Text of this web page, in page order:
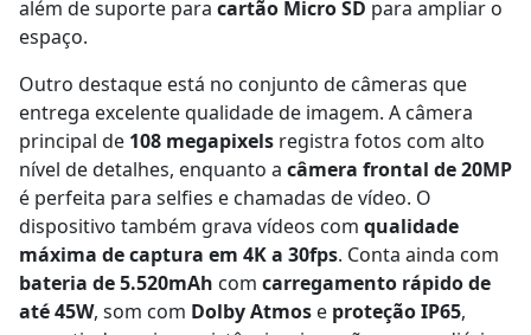
além de suporte para cartão Micro SD para ampliar o
espaço.
Outro destaque está no conjunto de câmeras que
entrega excelente qualidade de imagem. A câmera
principal de 108 megapixels registra fotos com alto
nível de detalhes, enquanto a câmera frontal de 20MP
é perfeita para selfies e chamadas de vídeo. O
dispositivo também grava vídeos com qualidade
máxima de captura em 4K a 30fps. Conta ainda com
bateria de 5.520mAh com carregamento rápido de
até 45W, som com Dolby Atmos e proteção IP65,